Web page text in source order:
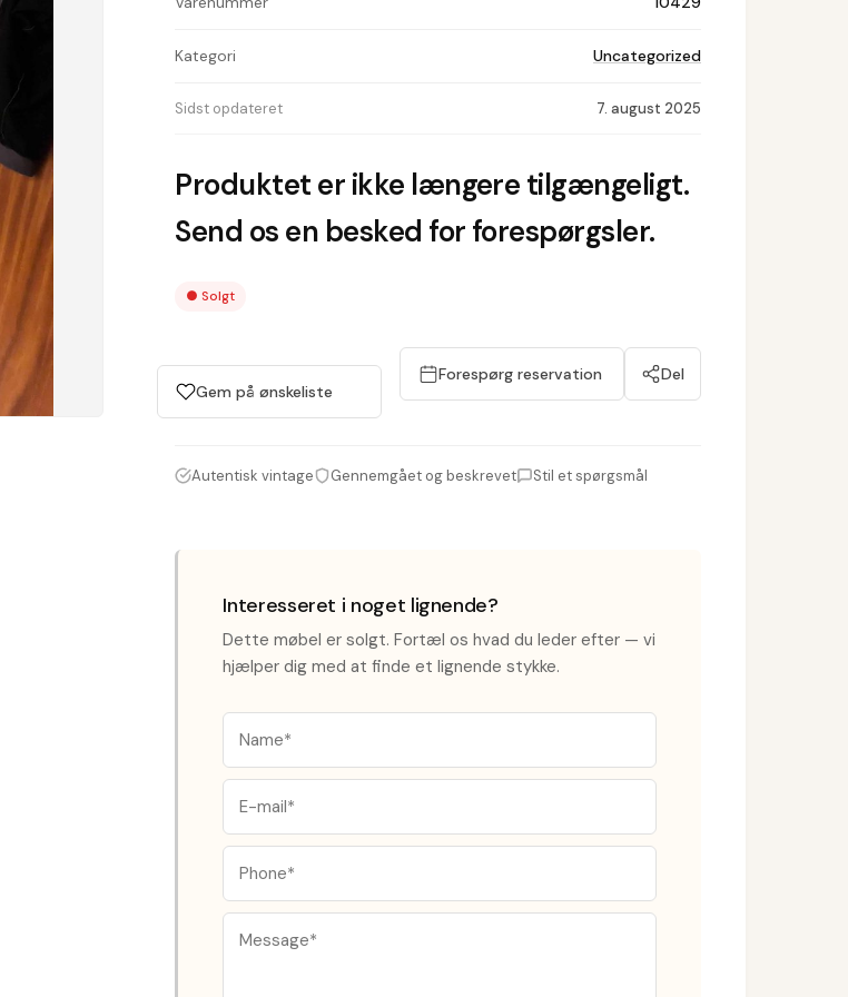
Kategori Uncategorized
Sidst opdateret 7. august 2025
Produktet er ikke længere tilgængeligt.
Send os en besked for forespørgsler.
●Solgt
Gem på ønskeliste
Forespørg reservation Del
Autentisk vintage Gennemgået og beskrevet Stil et spørgsmål
Interesseret i noget lignende?
Dette møbel er solgt. Fortæl os hvad du leder efter — vi
hjælper dig med at finde et lignende stykke.